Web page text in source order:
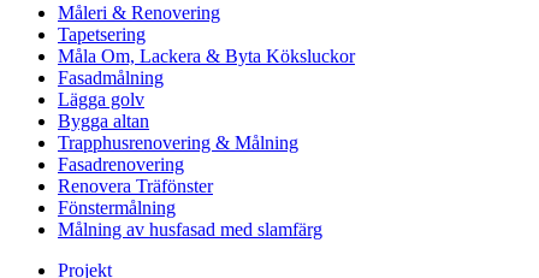
Måleri & Renovering
Tapetsering
Måla Om, Lackera & Byta Köksluckor
Fasadmålning
Lägga golv
Bygga altan
Trapphusrenovering & Målning
Fasadrenovering
Renovera Träfönster
Fönstermålning
Målning av husfasad med slamfärg
Projekt